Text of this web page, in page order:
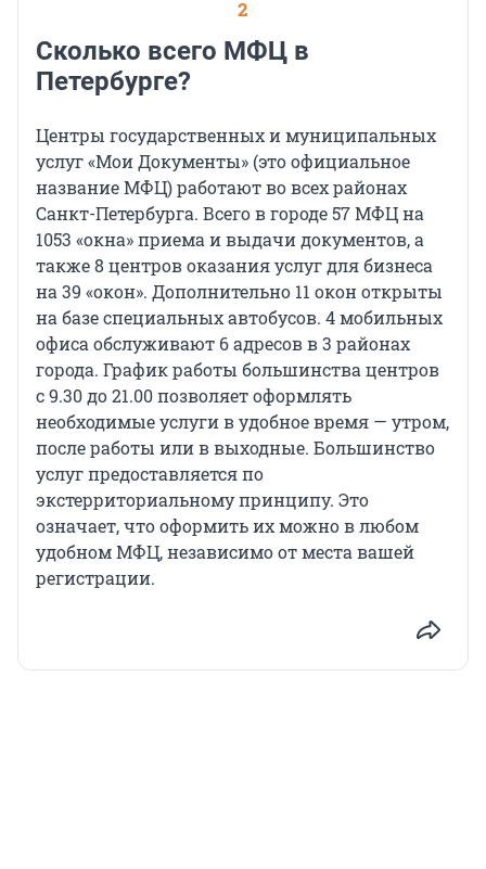
2
Сколько всего МФЦ в
Петербурге?
Центры государственных и муниципальных
услуг «Мои Документы» (это официальное
название МФЦ) работают во всех районах
Санкт-Петербурга. Всего в городе 57 МФЦ на
1053 «окна» приема и выдачи документов, а
также 8 центров оказания услуг для бизнеса
на 39 «окон». Дополнительно 11 окон открыты
на базе специальных автобусов. 4 мобильных
офиса обслуживают 6 адресов в 3 районах
города. График работы большинства центров
с 9.30 до 21.00 позволяет оформлять
необходимые услуги в удобное время — утром,
после работы или в выходные. Большинство
услуг предоставляется по
экстерриториальному принципу. Это
означает, что оформить их можно в любом
удобном МФЦ, независимо от места вашей
регистрации.